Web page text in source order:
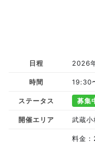
日程 2026
時間 19:30
ステータス 募集
開催エリア 武蔵小
料金